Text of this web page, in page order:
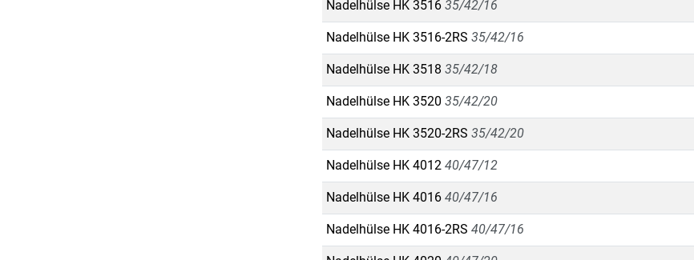
Nadelhülse HK 3516 35/42/16
Nadelhülse HK 3516-2RS 35/42/16
Nadelhülse HK 3518 35/42/18
Nadelhülse HK 3520 35/42/20
Nadelhülse HK 3520-2RS 35/42/20
Nadelhülse HK 4012 40/47/12
Nadelhülse HK 4016 40/47/16
Nadelhülse HK 4016-2RS 40/47/16